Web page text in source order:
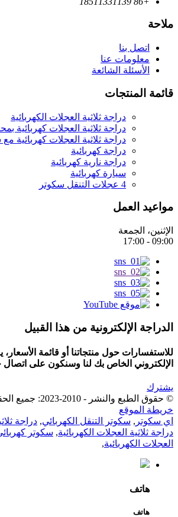
ملاحة
اتصل بنا
معلومات عنا
الأسئلة الشائعة
قائمة المنتجات
دراجة ثلاثية العجلات الكهربائية
دراجة ثلاثية العجلات كهربائية
دراجة ثلاثية العجلات كهربائية
دراجة كهربائية
دراجة نارية كهربائية
سيارة كهربائية
4 عجلات التنقل سكوتر
مواعيد العمل
الإثنين، الجمعة
09:00 - 17:00
الدراجة الإلكترونية من هذا القبيل
للاستفسارات حول منتجاتنا أو قائمة الأسعار،
الإلكتروني الخاص بك لنا وسنكون على اتصال خلال 24
يشترك
© حقوق الطبع والنشر - 2010-2023: جميع الحقوق محفوظة.
خريطة الموقع
اي سكوتر , سكوتر التنقل الكهربائي, دراجة
دراجة ثلاثية العجلات الكهربائية, سكوتر
العجلات الكهربائية,
هاتف
هاتف